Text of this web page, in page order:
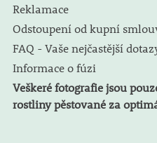
Reklamace
Odstoupení od kupní
FAQ - Vaše nejčastější
Informace o fúzi
Veškeré fotografie jsou
rostliny pěstované za